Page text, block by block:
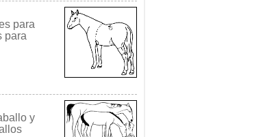
para
para
y